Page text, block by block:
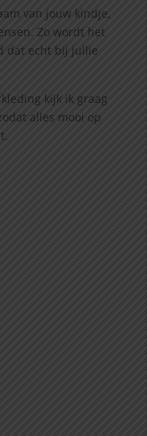
van jouw kindje,
Zo wordt het
dat echt bij jullie
kijk ik graag
alles mooi op